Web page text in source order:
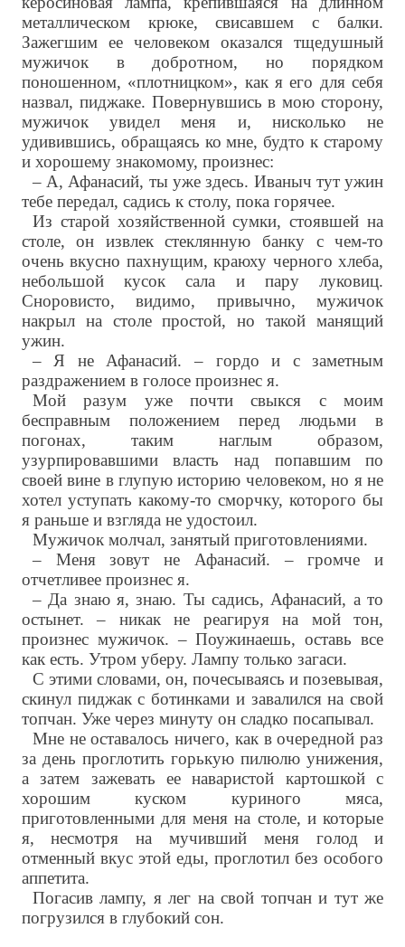
металлическом крюке, свисавшем с балки.
Зажегшим ее человеком оказался тщедушный
мужичок в добротном, но порядком
поношенном, «плотницком», как я его для себя
назвал, пиджаке. Повернувшись в мою сторону,
мужичок увидел меня и, нисколько не
удивившись, обращаясь ко мне, будто к старому
и хорошему знакомому, произнес:
– А, Афанасий, ты уже здесь. Иваныч тут ужин
тебе передал, садись к столу, пока горячее.
Из старой хозяйственной сумки, стоявшей на
столе, он извлек стеклянную банку с чем-то
очень вкусно пахнущим, краюху черного хлеба,
небольшой кусок сала и пару луковиц.
Сноровисто, видимо, привычно, мужичок
накрыл на столе простой, но такой манящий
ужин.
– Я не Афанасий. – гордо и с заметным
раздражением в голосе произнес я.
Мой разум уже почти свыкся с моим
бесправным положением перед людьми в
погонах, таким наглым образом,
узурпировавшими власть над попавшим по
своей вине в глупую историю человеком, но я не
хотел уступать какому-то сморчку, которого бы
я раньше и взгляда не удостоил.
Мужичок молчал, занятый приготовлениями.
– Меня зовут не Афанасий. – громче и
отчетливее произнес я.
– Да знаю я, знаю. Ты садись, Афанасий, а то
остынет. – никак не реагируя на мой тон,
произнес мужичок. – Поужинаешь, оставь все
как есть. Утром уберу. Лампу только загаси.
С этими словами, он, почесываясь и позевывая,
скинул пиджак с ботинками и завалился на свой
топчан. Уже через минуту он сладко посапывал.
Мне не оставалось ничего, как в очередной раз
за день проглотить горькую пилюлю унижения,
а затем зажевать ее наваристой картошкой с
хорошим куском куриного мяса,
приготовленными для меня на столе, и которые
я, несмотря на мучивший меня голод и
отменный вкус этой еды, проглотил без особого
аппетита.
Погасив лампу, я лег на свой топчан и тут же
погрузился в глубокий сон.